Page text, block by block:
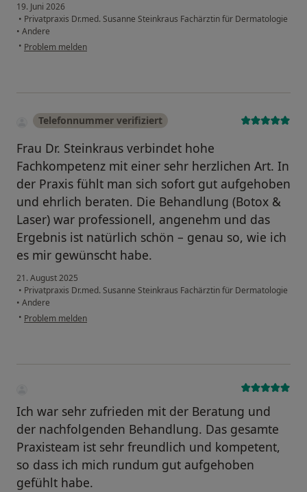
19. Juni 2026
• Privatpraxis Dr.med. Susanne Steinkraus Fachärztin für Dermatologie
• Andere
• Problem melden
Telefonnummer verifiziert
Frau Dr. Steinkraus verbindet hohe
Fachkompetenz mit einer sehr herzlichen Art. In
der Praxis fühlt man sich sofort gut aufgehoben
und ehrlich beraten. Die Behandlung (Botox &
Laser) war professionell, angenehm und das
Ergebnis ist natürlich schön – genau so, wie ich
es mir gewünscht habe.
21. August 2025
• Privatpraxis Dr.med. Susanne Steinkraus Fachärztin für Dermatologie
• Andere
• Problem melden
Ich war sehr zufrieden mit der Beratung und
der nachfolgenden Behandlung. Das gesamte
Praxisteam ist sehr freundlich und kompetent,
so dass ich mich rundum gut aufgehoben
gefühlt habe.